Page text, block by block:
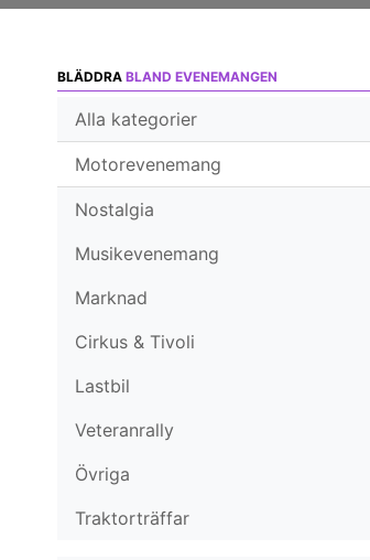
BLÄDDRA BLAND EVENEMANGEN
Alla kategorier
Motorevenemang
Nostalgia
Musikevenemang
Marknad
Cirkus & Tivoli
Lastbil
Veteranrally
Övriga
Traktorträffar